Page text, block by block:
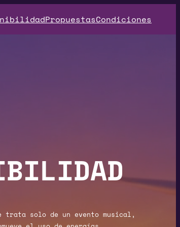
PropuestasCondiciones
solo de un evento musical,